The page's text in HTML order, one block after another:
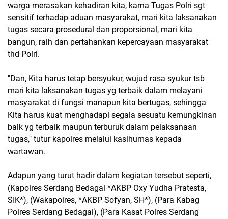
warga merasakan kehadiran kita, karna Tugas Polri sgt
sensitif terhadap aduan masyarakat, mari kita laksanakan
tugas secara prosedural dan proporsional, mari kita
bangun, raih dan pertahankan kepercayaan masyarakat
thd Polri.
"Dan, Kita harus tetap bersyukur, wujud rasa syukur tsb
mari kita laksanakan tugas yg terbaik dalam melayani
masyarakat di fungsi manapun kita bertugas, sehingga
Kita harus kuat menghadapi segala sesuatu kemungkinan
baik yg terbaik maupun terburuk dalam pelaksanaan
tugas," tutur kapolres melalui kasihumas kepada
wartawan.
Adapun yang turut hadir dalam kegiatan tersebut seperti,
(Kapolres Serdang Bedagai *AKBP Oxy Yudha Pratesta,
SIK*), (Wakapolres, *AKBP Sofyan, SH*), (Para Kabag
Polres Serdang Bedagai), (Para Kasat Polres Serdang